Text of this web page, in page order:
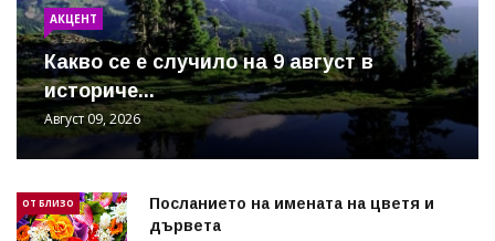
АКЦЕНТ
Какво се е случило на 9 август в
историче...
Август 09, 2026
ОТ БЛИЗО
Посланието на имената на цветя и
дървета